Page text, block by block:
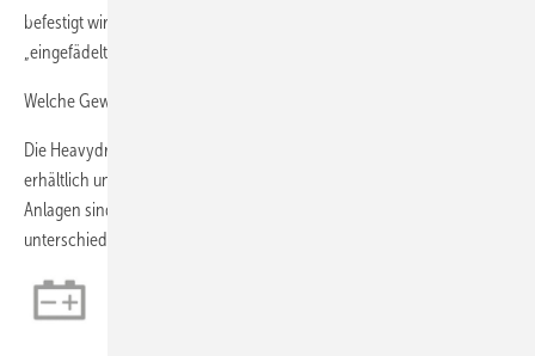
befestigt wird, können die Fassadenscheiben exakt ausbalanciert und
„eingefädelt“ werden.
Welche Gewichte können die Kontertraversen tragen?
Die Heavydrive Kontertraversen sind in verschiedenen Ausführungen
erhältlich und haben eine Traglast von bis zu 12 Tonnen. Diese
Anlagen sind individuell konfigurierbar und lassen sich mit
unterschiedlichen Sauganlagen kombinieren.